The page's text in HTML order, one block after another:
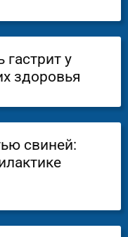
гастрит у
здоровья
свиней: